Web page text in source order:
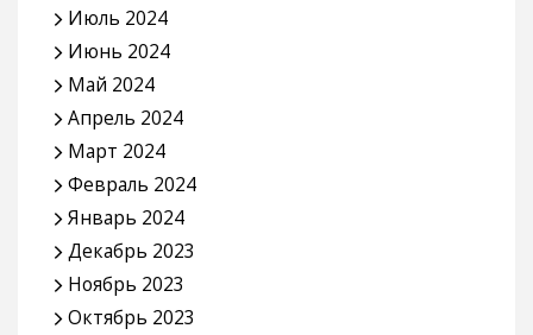
Июль 2024
Июнь 2024
Май 2024
Апрель 2024
Март 2024
Февраль 2024
Январь 2024
Декабрь 2023
Ноябрь 2023
Октябрь 2023